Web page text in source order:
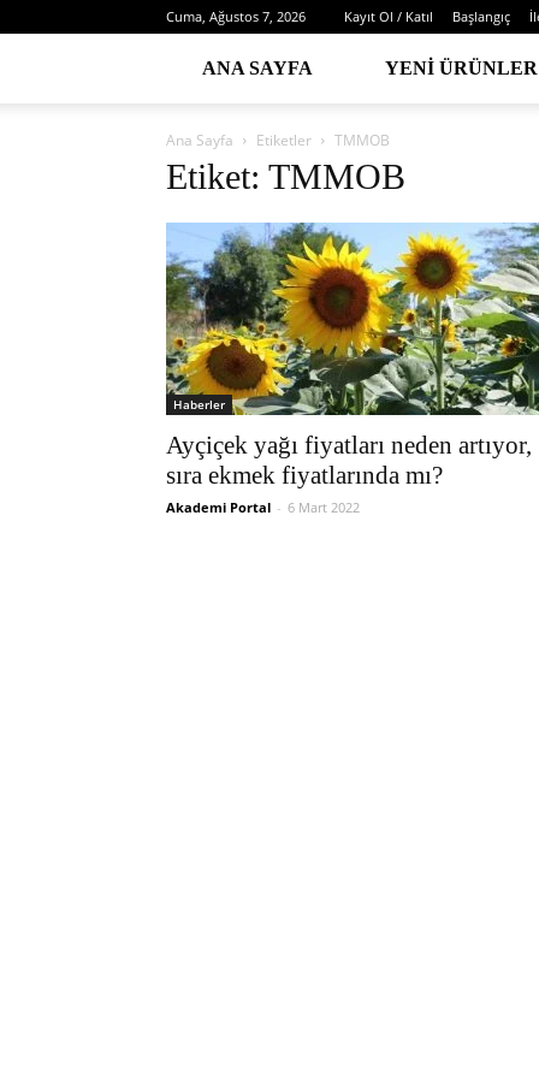
Cuma, Ağustos 7, 2026 Kayıt Ol / Katıl Başlangıç
ANA SAYFA YENI ÜRÜNLER
Ana Sayfa Etiketler TMMOB
Etiket: TMMOB
Haberler
Ayçiçek yağı fiyatları neden artıyor,
sıra ekmek fiyatlarında mı?
Akademi Portal - 6 Mart 2022